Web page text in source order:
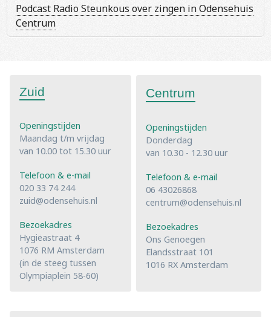
Podcast Radio Steunkous over zingen in Odensehuis
Centrum
Zuid
Openingstijden
Maandag t/m vrijdag
van 10.00 tot 15.30 uur
Telefoon & e-mail
020 33 74 244
zuid@odensehuis.nl
Bezoekadres
Hygiëastraat 4
1076 RM Amsterdam
(in de steeg tussen
Olympiaplein 58-60)
Centrum
Openingstijden
Donderdag
van 10.30 - 12.30 uur
Telefoon & e-mail
06 43026868
centrum@odensehuis.nl
Bezoekadres
Ons Genoegen
Elandsstraat 101
1016 RX Amsterdam